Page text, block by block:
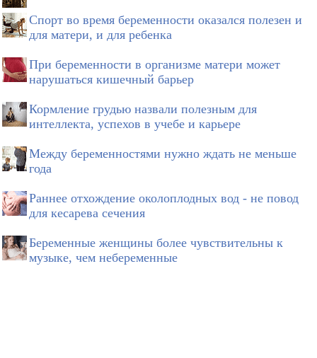
Спорт во время беременности оказался полезен и
для матери, и для ребенка
При беременности в организме матери может
нарушаться кишечный барьер
Кормление грудью назвали полезным для
интеллекта, успехов в учебе и карьере
Между беременностями нужно ждать не меньше
года
Раннее отхождение околоплодных вод - не повод
для кесарева сечения
Беременные женщины более чувствительны к
музыке, чем небеременные